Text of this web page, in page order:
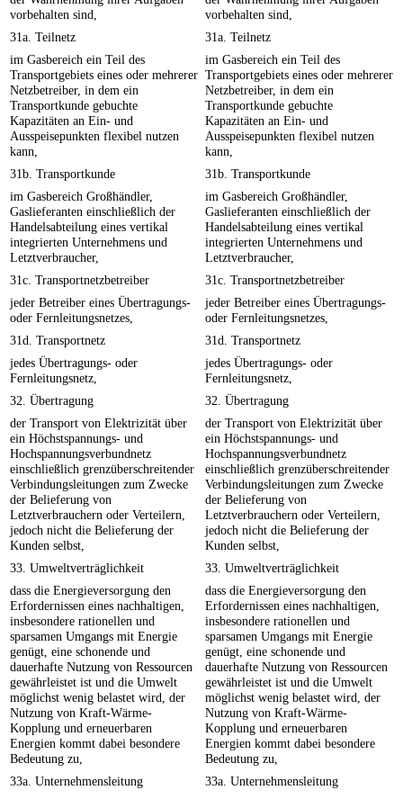
vorbehalten sind,
vorbehalten sind,
31a. Teilnetz
31a. Teilnetz
im Gasbereich ein Teil des
Transportgebiets eines oder mehrerer
Netzbetreiber, in dem ein
Transportkunde gebuchte
Kapazitäten an Ein- und
Ausspeisepunkten flexibel nutzen
kann,
im Gasbereich ein Teil des
Transportgebiets eines oder mehrerer
Netzbetreiber, in dem ein
Transportkunde gebuchte
Kapazitäten an Ein- und
Ausspeisepunkten flexibel nutzen
kann,
31b. Transportkunde
31b. Transportkunde
im Gasbereich Großhändler,
Gaslieferanten einschließlich der
Handelsabteilung eines vertikal
integrierten Unternehmens und
Letztverbraucher,
im Gasbereich Großhändler,
Gaslieferanten einschließlich der
Handelsabteilung eines vertikal
integrierten Unternehmens und
Letztverbraucher,
31c. Transportnetzbetreiber
31c. Transportnetzbetreiber
jeder Betreiber eines Übertragungs-
oder Fernleitungsnetzes,
jeder Betreiber eines Übertragungs-
oder Fernleitungsnetzes,
31d. Transportnetz
31d. Transportnetz
jedes Übertragungs- oder
Fernleitungsnetz,
jedes Übertragungs- oder
Fernleitungsnetz,
32. Übertragung
32. Übertragung
der Transport von Elektrizität über
ein Höchstspannungs- und
Hochspannungsverbundnetz
einschließlich grenzüberschreitender
Verbindungsleitungen zum Zwecke
der Belieferung von
Letztverbrauchern oder Verteilern,
jedoch nicht die Belieferung der
Kunden selbst,
der Transport von Elektrizität über
ein Höchstspannungs- und
Hochspannungsverbundnetz
einschließlich grenzüberschreitender
Verbindungsleitungen zum Zwecke
der Belieferung von
Letztverbrauchern oder Verteilern,
jedoch nicht die Belieferung der
Kunden selbst,
33. Umweltverträglichkeit
33. Umweltverträglichkeit
dass die Energieversorgung den
Erfordernissen eines nachhaltigen,
insbesondere rationellen und
sparsamen Umgangs mit Energie
genügt, eine schonende und
dauerhafte Nutzung von Ressourcen
gewährleistet ist und die Umwelt
möglichst wenig belastet wird, der
Nutzung von Kraft-Wärme-
Kopplung und erneuerbaren
Energien kommt dabei besondere
Bedeutung zu,
dass die Energieversorgung den
Erfordernissen eines nachhaltigen,
insbesondere rationellen und
sparsamen Umgangs mit Energie
genügt, eine schonende und
dauerhafte Nutzung von Ressourcen
gewährleistet ist und die Umwelt
möglichst wenig belastet wird, der
Nutzung von Kraft-Wärme-
Kopplung und erneuerbaren
Energien kommt dabei besondere
Bedeutung zu,
33a. Unternehmensleitung
33a. Unternehmensleitung